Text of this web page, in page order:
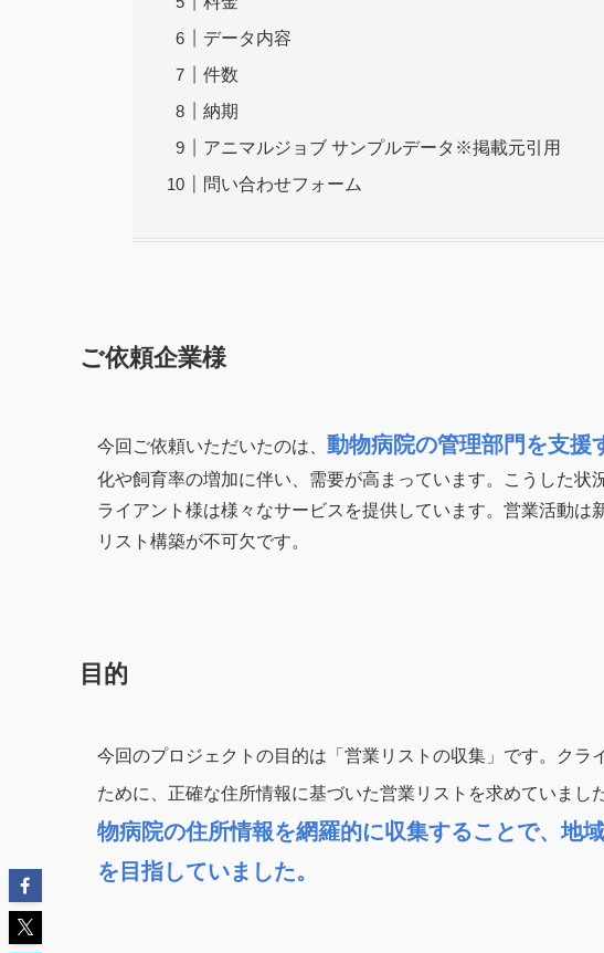
データ内容
件数
納期
アニマルジョブ サンプルデータ※掲載元引用
問い合わせフォーム
ご依頼企業様
今回ご依頼いただいたのは、 動物病院の管理部門を支援
化や飼育率の増加に伴い、需要が高まっています。こうした状
ライアント様は様々なサービスを提供しています。営業活動
リスト構築が不可欠です。
目的
今回のプロジェクトの目的は「営業リストの収集」です。クラ
ために、正確な住所情報に基づいた営業リストを求めていました
物病院の住所情報を網羅的に収集することで、地
を目指していました。